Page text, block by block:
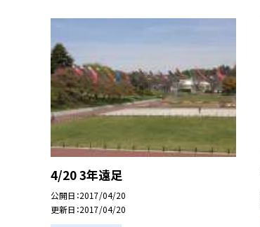
4/20 3年遠足
公開日 2017/04/20
更新日 2017/04/20